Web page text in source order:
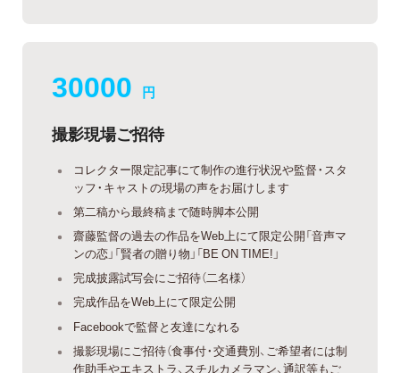
30000 円
撮影現場ご招待
コレクター限定記事にて制作の進行状況や監督・スタ
ッフ・キャストの現場の声をお届けします
第二稿から最終稿まで随時脚本公開
齋藤監督の過去の作品をWeb上にて限定公開「音声マ
ンの恋」「賢者の贈り物」「BE ON TIME!」
完成披露試写会にご招待（二名様）
完成作品をWeb上にて限定公開
Facebookで監督と友達になれる
撮影現場にご招待（食事付・交通費別、ご希望者には制
作助手やエキストラ、スチルカメラマン、通訳等もご